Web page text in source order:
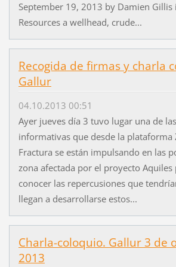
September 19, 2013 by Damien Gillis
Resources a wellhead, crude...
Recogida de firmas y charla
Gallur
04.10.2013 00:51
Ayer jueves día 3 tuvo lugar una de
informativas que desde la plataforma
Fractura se están impulsando en las
zona afectada por el proyecto Aquiles
conocer las repercusiones que
llegan a desarrollarse estos...
Charla-coloquio. Gallur 3 de
2013